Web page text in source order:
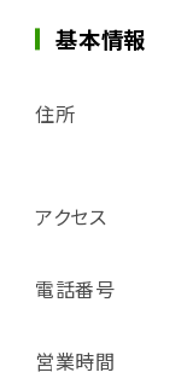
基本情報
住所
アクセス
電話番号
営業時間